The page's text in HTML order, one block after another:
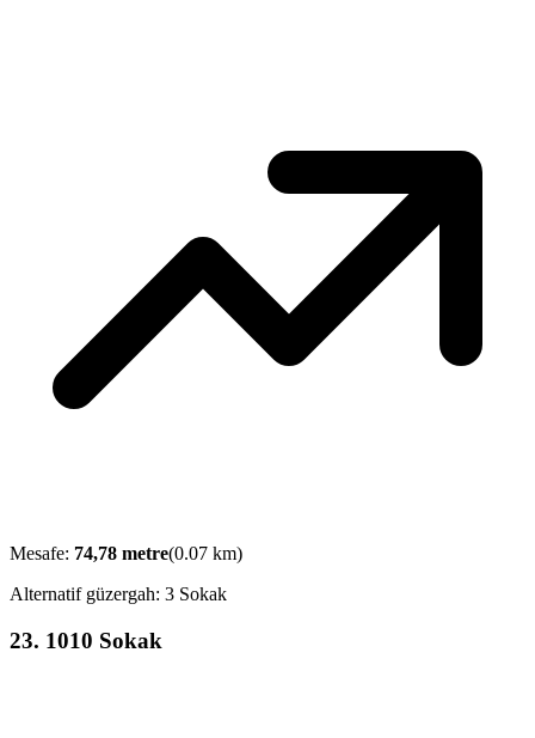
Mesafe: 74,78 metre(0.07 km)
Alternatif güzergah: 3 Sokak
23. 1010 Sokak